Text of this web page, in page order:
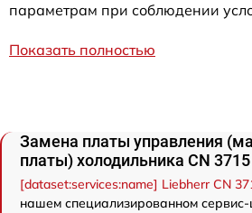
параметрам при соблюдении
Показать полностью
Замена платы управления
платы) холодильника CN
[dataset:services:name] Liebherr CN
нашем специализированном